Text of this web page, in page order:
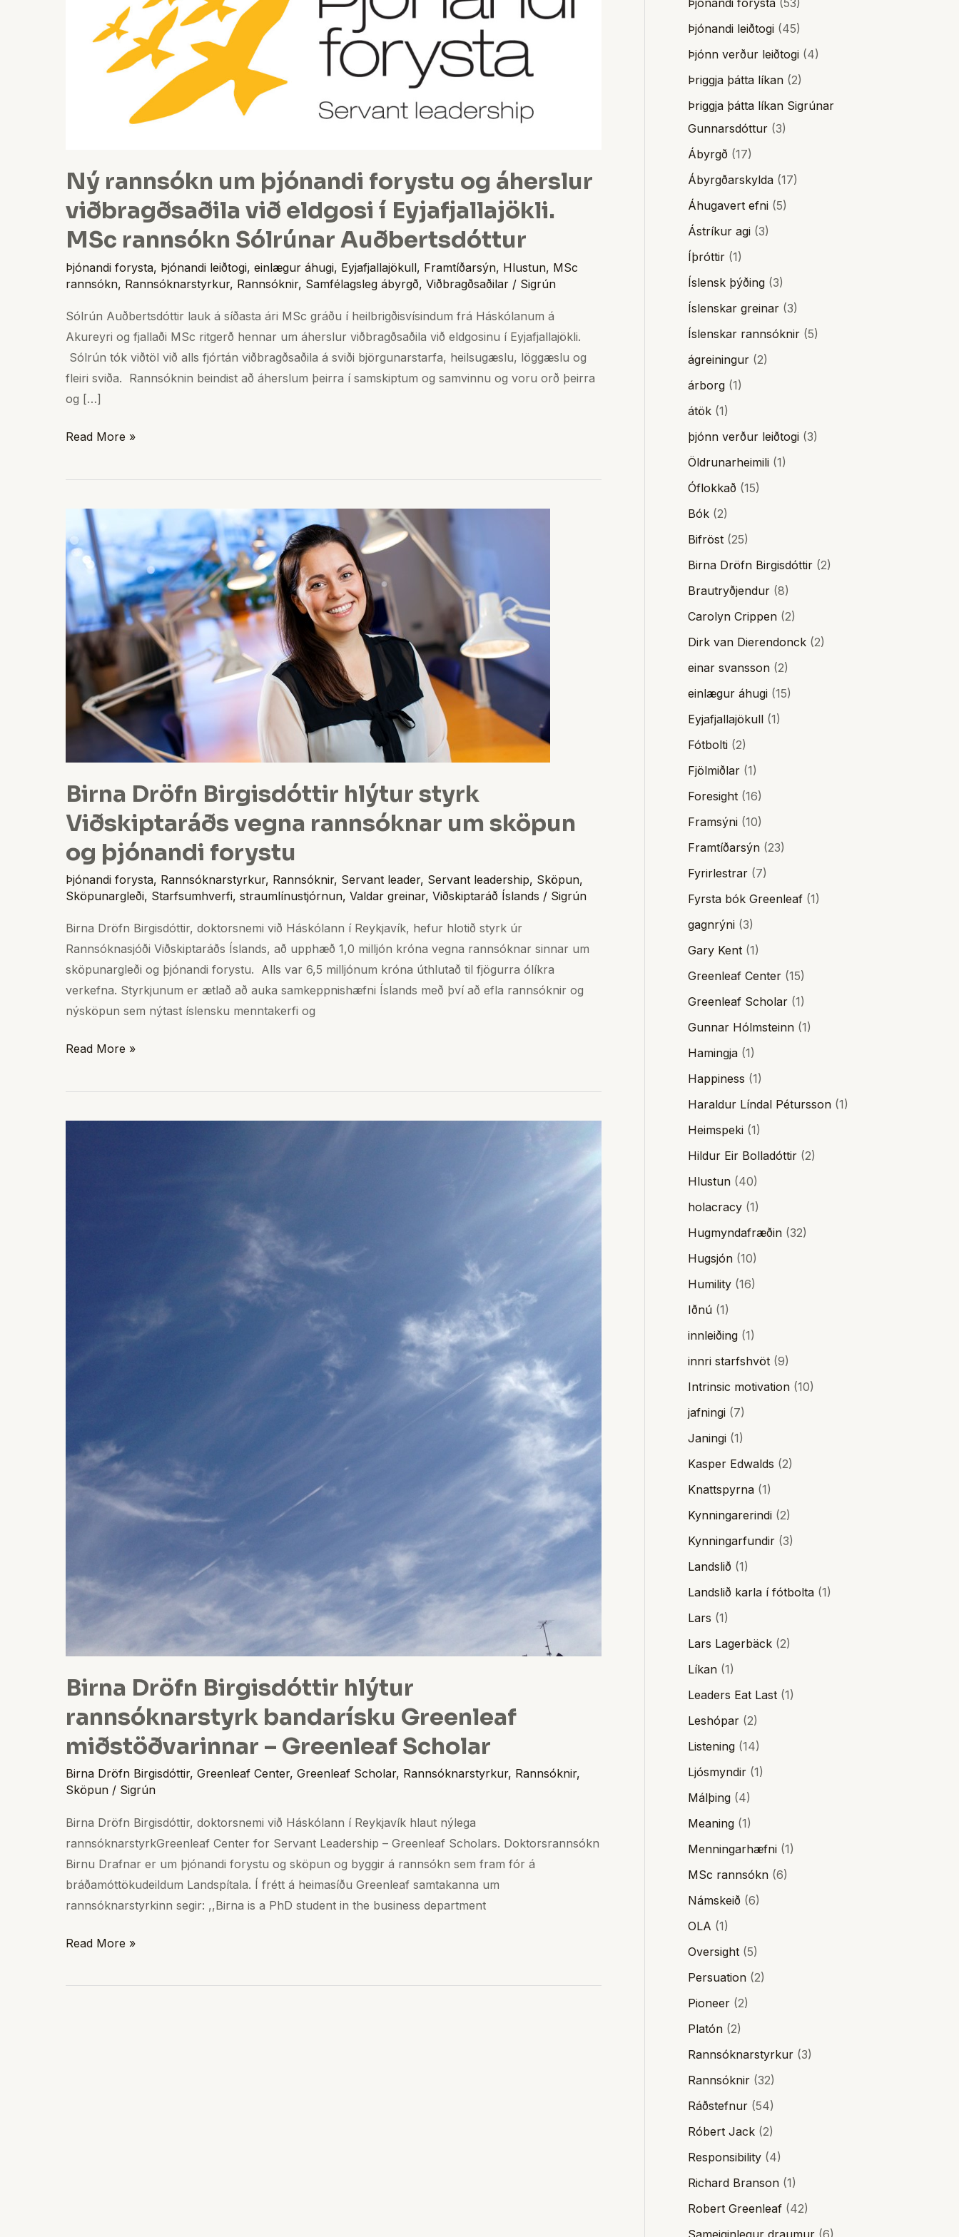
Ný rannsókn um þjónandi forystu og áherslur
viðbragðsaðila við eldgosi í Eyjafjallajökli.
MSc rannsókn Sólrúnar Auðbertsdóttur
Þjónandi forysta, Þjónandi leiðtogi, einlægur áhugi, Eyjafjallajökull, Framtíðarsýn, Hlustun, MSc
rannsókn, Rannsóknarstyrkur, Rannsóknir, Samfélagsleg ábyrgð, Viðbragðsaðilar / Sigrún
Sólrún Auðbertsdóttir lauk á síðasta ári MSc gráðu í heilbrigðisvísindum frá Háskólanum á
Akureyri og fjallaði MSc ritgerð hennar um áherslur viðbragðsaðila við eldgosinu í Eyjafjallajökli.
Sólrún tók viðtöl við alls fjórtán viðbragðsaðila á sviði björgunarstarfa, heilsugæslu, löggæslu og
fleiri sviða. Rannsóknin beindist að áherslum þeirra í samskiptum og samvinnu og voru orð þeirra
og […]
forystu
áherslur
Eyjafjallajökli.
MSc
rannsókn
Sólrúnar
Read More »
Birna Dröfn Birgisdóttir hlýtur styrk
Viðskiptaráðs vegna rannsóknar um sköpun
og þjónandi forystu
Þjónandi forysta, Rannsóknarstyrkur, Rannsóknir, Servant leader, Servant leadership, Sköpun,
Sköpunargleði, Starfsumhverfi, straumlínustjórnun, Valdar greinar, Viðskiptaráð Íslands / Sigrún
Birna Dröfn Birgisdóttir, doktorsnemi við Háskólann í Reykjavík, hefur hlotið styrk úr
Rannsóknasjóði Viðskiptaráðs Íslands, að upphæð 1,0 milljón króna vegna rannsóknar sinnar um
sköpunargleði og þjónandi forystu. Alls var 6,5 milljónum króna úthlutað til fjögurra ólíkra
verkefna. Styrkjunum er ætlað að auka samkeppnishæfni Íslands með því að efla rannsóknir og
nýsköpun sem nýtast íslensku menntakerfi og
Birna
Dröfn
Birgisdóttir
hlýtur
styrk
Viðskiptaráðs
vegna
rannsóknar
um
sköpun
og
forystu
Read More »
Birna Dröfn Birgisdóttir hlýtur
rannsóknarstyrk bandarísku Greenleaf
miðstöðvarinnar – Greenleaf Scholar
Birna Dröfn Birgisdóttir, Greenleaf Center, Greenleaf Scholar, Rannsóknarstyrkur, Rannsóknir,
Sköpun / Sigrún
Birna Dröfn Birgisdóttir, doktorsnemi við Háskólann í Reykjavík hlaut nýlega
rannsóknarstyrkGreenleaf Center for Servant Leadership – Greenleaf Scholars. Doktorsrannsókn
Birnu Drafnar er um þjónandi forystu og sköpun og byggir á rannsókn sem fram fór á
bráðamóttökudeildum Landspítala. Í frétt á heimasíðu Greenleaf samtakanna um
rannsóknarstyrkinn segir: ,,Birna is a PhD student in the business department
Read More »
Þjónandi forysta (53)
Þjónandi leiðtogi (45)
Þjónn verður leiðtogi (4)
Þriggja þátta líkan (2)
Þriggja þátta líkan Sigrúnar
Gunnarsdóttur (3)
Ábyrgð (17)
Ábyrgðarskylda (17)
Áhugavert efni (5)
Ástríkur agi (3)
Íþróttir (1)
Íslensk þýðing (3)
Íslenskar greinar (3)
Íslenskar rannsóknir (5)
ágreiningur (2)
árborg (1)
átök (1)
þjónn verður leiðtogi (3)
Öldrunarheimili (1)
Óflokkað (15)
Bók (2)
Bifröst (25)
Birna Dröfn Birgisdóttir (2)
Brautryðjendur (8)
Carolyn Crippen (2)
Dirk van Dierendonck (2)
einar svansson (2)
einlægur áhugi (15)
Eyjafjallajökull (1)
Fótbolti (2)
Fjölmiðlar (1)
Foresight (16)
Framsýni (10)
Framtíðarsýn (23)
Fyrirlestrar (7)
Fyrsta bók Greenleaf (1)
gagnrýni (3)
Gary Kent (1)
Greenleaf Center (15)
Greenleaf Scholar (1)
Gunnar Hólmsteinn (1)
Hamingja (1)
Happiness (1)
Haraldur Líndal Pétursson (1)
Heimspeki (1)
Hildur Eir Bolladóttir (2)
Hlustun (40)
holacracy (1)
Hugmyndafræðin (32)
Hugsjón (10)
Humility (16)
Iðnú (1)
innleiðing (1)
innri starfshvöt (9)
Intrinsic motivation (10)
jafningi (7)
Janingi (1)
Kasper Edwalds (2)
Knattspyrna (1)
Kynningarerindi (2)
Kynningarfundir (3)
Landslið (1)
Landslið karla í fótbolta (1)
Lars (1)
Lars Lagerbäck (2)
Líkan (1)
Leaders Eat Last (1)
Leshópar (2)
Listening (14)
Ljósmyndir (1)
Málþing (4)
Meaning (1)
Menningarhæfni (1)
MSc rannsókn (6)
Námskeið (6)
OLA (1)
Oversight (5)
Persuation (2)
Pioneer (2)
Platón (2)
Rannsóknarstyrkur (3)
Rannsóknir (32)
Ráðstefnur (54)
Róbert Jack (2)
Responsibility (4)
Richard Branson (1)
Robert Greenleaf (42)
Sameiginlegur draumur (6)